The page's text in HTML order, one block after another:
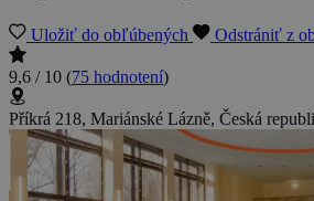
Uložiť do obľúbených Odstrániť z
9,6 / 10 (75 hodnotení)
Příkrá 218, Mariánské Lázně, Česká